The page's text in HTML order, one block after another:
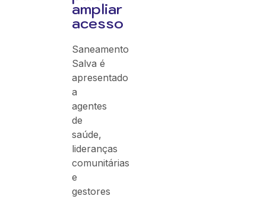
ampliar
acesso
Saneamento
Salva é
apresentado
a
agentes
de
saúde,
lideranças
comunitárias
e
gestores